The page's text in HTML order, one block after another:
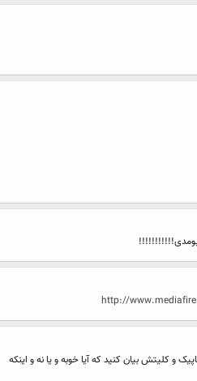
نیومدی!!!!!!!!!!!
http://
و کلیتش بیان کنید که آیا خوبه و یا نه و اینکه